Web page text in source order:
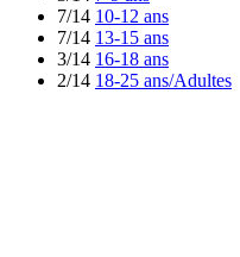
7/14 10-12 ans
7/14 13-15 ans
3/14 16-18 ans
2/14 18-25 ans/Adultes